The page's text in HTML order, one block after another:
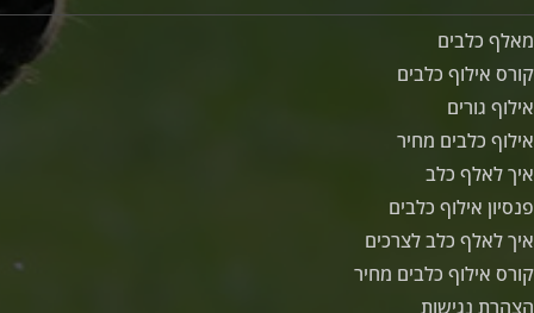
מאלף כלבים
קורס אילוף כלבים
אילוף גורים
אילוף כלבים מחיר
איך לאלף כלב
פנסיון אילוף כלבים
איך לאלף כלב לצרכים
קורס אילוף כלבים מחיר
הצהרת נגישות